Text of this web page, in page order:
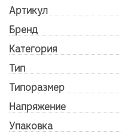
Артикул
Бренд
Категория
Тип
Типоразмер
Напряжение
Упаковка